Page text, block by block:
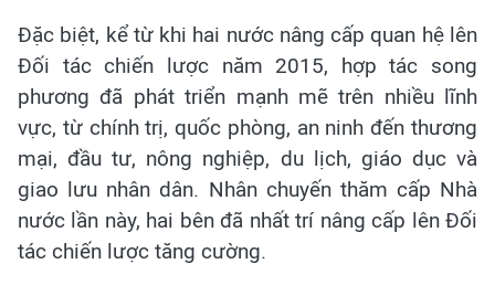
Đặc biệt, kể từ khi hai nước nâng cấp quan hệ lên
Đối tác chiến lược năm 2015, hợp tác song
phương đã phát triển mạnh mẽ trên nhiều lĩnh
vực, từ chính trị, quốc phòng, an ninh đến thương
mại, đầu tư, nông nghiệp, du lịch, giáo dục và
giao lưu nhân dân. Nhân chuyến thăm cấp Nhà
nước lần này, hai bên đã nhất trí nâng cấp lên Đối
tác chiến lược tăng cường.